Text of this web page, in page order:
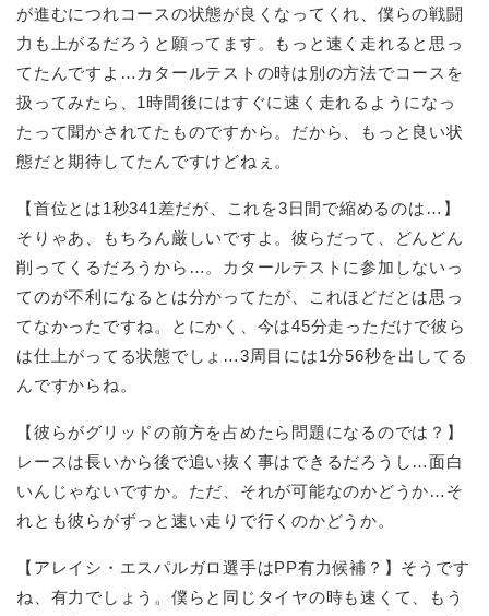
が進むにつれコースの状態が良くなってくれ、僕らの戦闘
力も上がるだろうと願ってます。もっと速く走れると思っ
てたんですよ…カタールテストの時は別の方法でコースを
扱ってみたら、1時間後にはすぐに速く走れるようになっ
たって聞かされてたものですから。だから、もっと良い状
態だと期待してたんですけどねぇ。
【首位とは1秒341差だが、これを3日間で縮めるのは…】
そりゃあ、もちろん厳しいですよ。彼らだって、どんどん
削ってくるだろうから…。カタールテストに参加しないっ
てのが不利になるとは分かってたが、これほどだとは思っ
てなかったですね。とにかく、今は45分走っただけで彼ら
は仕上がってる状態でしょ…3周目には1分56秒を出してる
んですからね。
【彼らがグリッドの前方を占めたら問題になるのでは？】
レースは長いから後で追い抜く事はできるだろうし…面白
いんじゃないですか。ただ、それが可能なのかどうか…そ
れとも彼らがずっと速い走りで行くのかどうか。
【アレイシ・エスパルガロ選手はPP有力候補？】そうです
ね、有力でしょう。僕らと同じタイヤの時も速くて、もう